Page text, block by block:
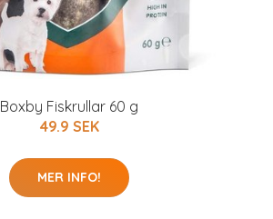
Boxby Fiskrullar 60 g
49.9 SEK
MER INFO!